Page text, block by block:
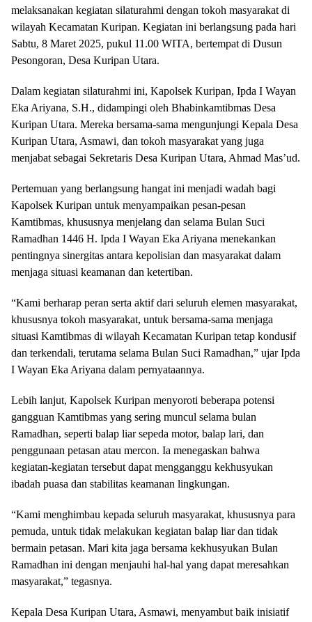
melaksanakan kegiatan silaturahmi dengan tokoh masyarakat di
wilayah Kecamatan Kuripan. Kegiatan ini berlangsung pada hari
Sabtu, 8 Maret 2025, pukul 11.00 WITA, bertempat di Dusun
Pesongoran, Desa Kuripan Utara.
Dalam kegiatan silaturahmi ini, Kapolsek Kuripan, Ipda I Wayan
Eka Ariyana, S.H., didampingi oleh Bhabinkamtibmas Desa
Kuripan Utara. Mereka bersama-sama mengunjungi Kepala Desa
Kuripan Utara, Asmawi, dan tokoh masyarakat yang juga
menjabat sebagai Sekretaris Desa Kuripan Utara, Ahmad Mas’ud.
Pertemuan yang berlangsung hangat ini menjadi wadah bagi
Kapolsek Kuripan untuk menyampaikan pesan-pesan
Kamtibmas, khususnya menjelang dan selama Bulan Suci
Ramadhan 1446 H. Ipda I Wayan Eka Ariyana menekankan
pentingnya sinergitas antara kepolisian dan masyarakat dalam
menjaga situasi keamanan dan ketertiban.
“Kami berharap peran serta aktif dari seluruh elemen masyarakat,
khususnya tokoh masyarakat, untuk bersama-sama menjaga
situasi Kamtibmas di wilayah Kecamatan Kuripan tetap kondusif
dan terkendali, terutama selama Bulan Suci Ramadhan,” ujar Ipda
I Wayan Eka Ariyana dalam pernyataannya.
Lebih lanjut, Kapolsek Kuripan menyoroti beberapa potensi
gangguan Kamtibmas yang sering muncul selama bulan
Ramadhan, seperti balap liar sepeda motor, balap lari, dan
penggunaan petasan atau mercon. Ia menegaskan bahwa
kegiatan-kegiatan tersebut dapat mengganggu kekhusyukan
ibadah puasa dan stabilitas keamanan lingkungan.
“Kami menghimbau kepada seluruh masyarakat, khususnya para
pemuda, untuk tidak melakukan kegiatan balap liar dan tidak
bermain petasan. Mari kita jaga bersama kekhusyukan Bulan
Ramadhan ini dengan menjauhi hal-hal yang dapat meresahkan
masyarakat,” tegasnya.
Kepala Desa Kuripan Utara, Asmawi, menyambut baik inisiatif